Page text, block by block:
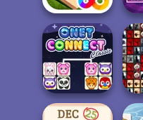
Mahjong FRVR